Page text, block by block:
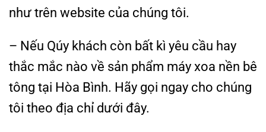
như trên website của chúng tôi.
– Nếu Qúy khách còn bất kì yêu cầu hay
thắc mắc nào về sản phẩm máy xoa nền bê
tông tại Hòa Bình. Hãy gọi ngay cho chúng
tôi theo địa chỉ dưới đây.